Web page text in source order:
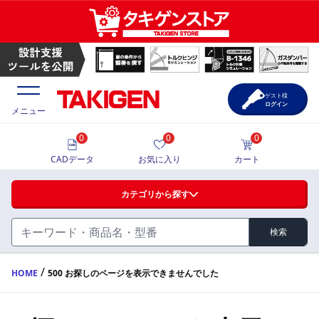
ハンドル・取手・つまみ・周辺機器
FA・A
蝶番・ステー・周辺機器
価格一覧
製品カタログ
メニュー
カテゴリから探す
検索
0
CADデータ
0
お気に入り
0
カート
ゲスト様
ログイン
HOME / 500 お探しのページを表示できませんでした